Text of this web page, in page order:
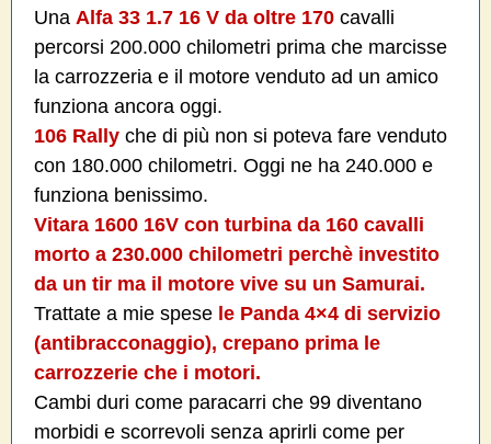
Una Alfa 33 1.7 16 V da oltre 170 cavalli
percorsi 200.000 chilometri prima che marcisse
la carrozzeria e il motore venduto ad un amico
funziona ancora oggi.
106 Rally che di più non si poteva fare venduto
con 180.000 chilometri. Oggi ne ha 240.000 e
funziona benissimo.
Vitara 1600 16V con turbina da 160 cavalli
morto a 230.000 chilometri perchè investito
da un tir ma il motore vive su un Samurai.
Trattate a mie spese le Panda 4×4 di servizio
(antibracconaggio), crepano prima le
carrozzerie che i motori.
Cambi duri come paracarri che 99 diventano
morbidi e scorrevoli senza aprirli come per